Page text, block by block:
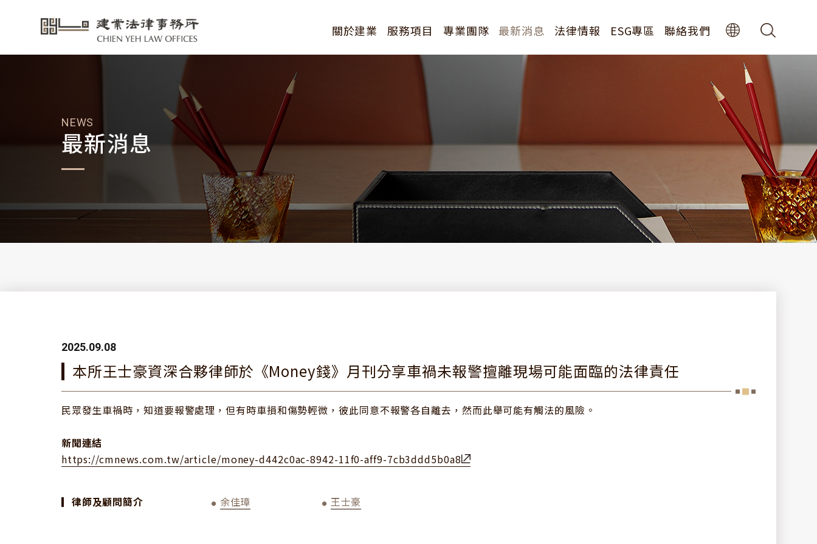
關於建業
簡介下載
服務項目 專業團隊 最新消息
全部分類
新聞報導
公告訊息
其他
法律情報 ESG專區 聯絡我們
JP
NEWS
最新消息
2025.09.08
本所王士豪資深合夥律師於《Money錢》月刊分享車禍未報警擅離現場可能面臨的法律責任
民眾發生車禍時，知道要報警處理，但有時車損和傷勢輕微，彼此同意不報警各自離去，然而此舉可能有觸法的風險。
新聞連結
https://cmnews.com.tw/article/money-d442c0ac-8942-11f0-aff9-7cb3ddd5b0a8
▎ 律師及顧問簡介 ● 余佳璋 ● 王士豪